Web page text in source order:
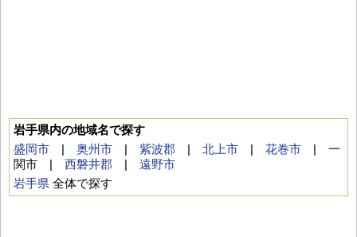
岩手県内の地域名で探す
盛岡市 | 奥州市 | 紫波郡 | 北上市 | 花巻市 | 一
関市 | 西磐井郡 | 遠野市
岩手県 全体で探す